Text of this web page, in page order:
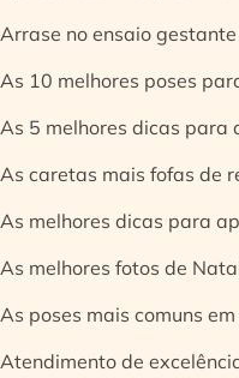
Arrase no ensaio
As 10 melhores poses
As 5 melhores dicas para
As caretas mais fofas de
As melhores dicas para
As melhores fotos de
As poses mais comuns
Atendimento de